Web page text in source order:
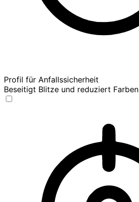
Profil für Anfallssicherheit
Beseitigt Blitze und reduziert Farben